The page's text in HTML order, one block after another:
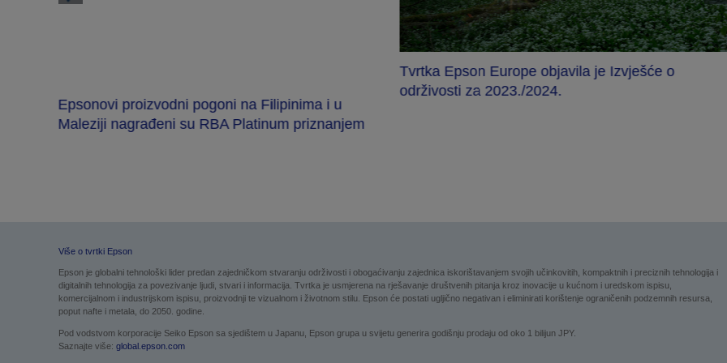
Epsonovi proizvodni pogoni na Filipinima i u
Maleziji nagrađeni su RBA Platinum priznanjem
Tvrtka Epson Europe objavila je Izvješće o
održivosti za 2023./2024.
Više o tvrtki Epson
Epson je globalni tehnološki lider predan zajedničkom stvaranju održivosti i obogaćivanju zajednica iskorištavanjem svojih učinkovitih, kompaktnih i preciznih tehnologija i
digitalnih tehnologija za povezivanje ljudi, stvari i informacija. Tvrtka je usmjerena na rješavanje društvenih pitanja kroz inovacije u kućnom i uredskom ispisu,
komercijalnom i industrijskom ispisu, proizvodnji te vizualnom i životnom stilu. Epson će postati ugljično negativan i eliminirati korištenje ograničenih podzemnih resursa,
poput nafte i metala, do 2050. godine.
Pod vodstvom korporacije Seiko Epson sa sjedištem u Japanu, Epson grupa u svijetu generira godišnju prodaju od oko 1 bilijun JPY.
Saznajte više: global.epson.com